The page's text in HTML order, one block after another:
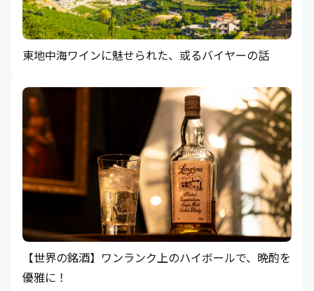
東地中海ワインに魅せられた、或るバイヤーの話
【世界の銘酒】ワンランク上のハイボールで、晩酌を
優雅に！